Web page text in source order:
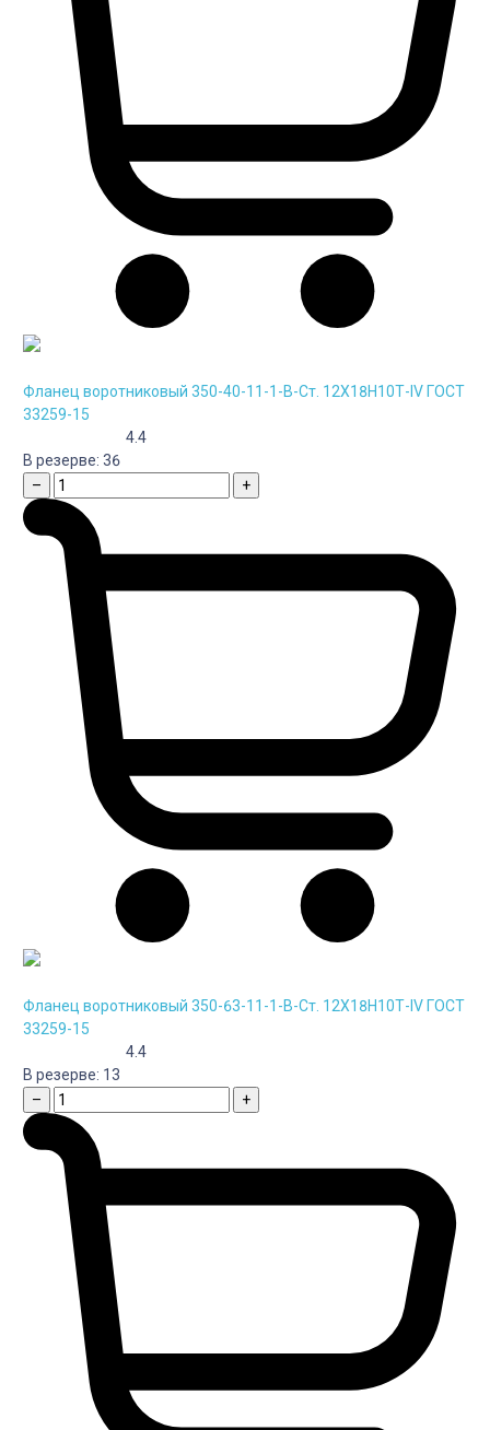
Фланец воротниковый 350-40-11-1-B-Cт. 12Х18Н10Т-IV ГОСТ
33259-15
4.4
В резерве: 36
–
+
Фланец воротниковый 350-63-11-1-B-Cт. 12Х18Н10Т-IV ГОСТ
33259-15
4.4
В резерве: 13
–
+